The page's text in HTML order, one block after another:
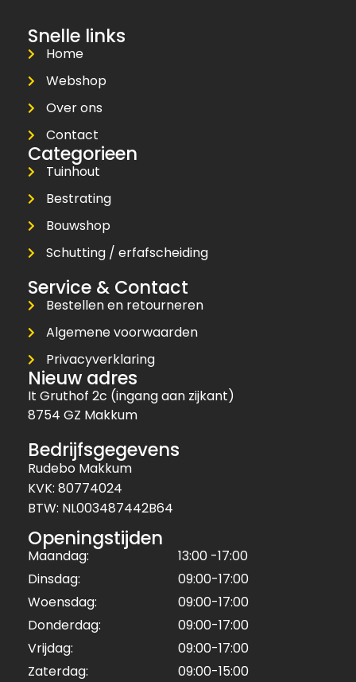
Snelle links
Home
Webshop
Over ons
Contact
Categorieen
Tuinhout
Bestrating
Bouwshop
Schutting / erfafscheiding
Service & Contact
Bestellen en retourneren
Algemene voorwaarden
Privacyverklaring
Nieuw adres
It Gruthof 2c (ingang aan zijkant)
8754 GZ Makkum
Bedrijfsgegevens
Rudebo Makkum
KVK: 80774024
BTW: NL003487442B64
Openingstijden
Maandag:
13:00 -17:00
Dinsdag:
09:00-17:00
Woensdag:
09:00-17:00
Donderdag:
09:00-17:00
Vrijdag:
09:00-17:00
Zaterdag:
09:00-15:00